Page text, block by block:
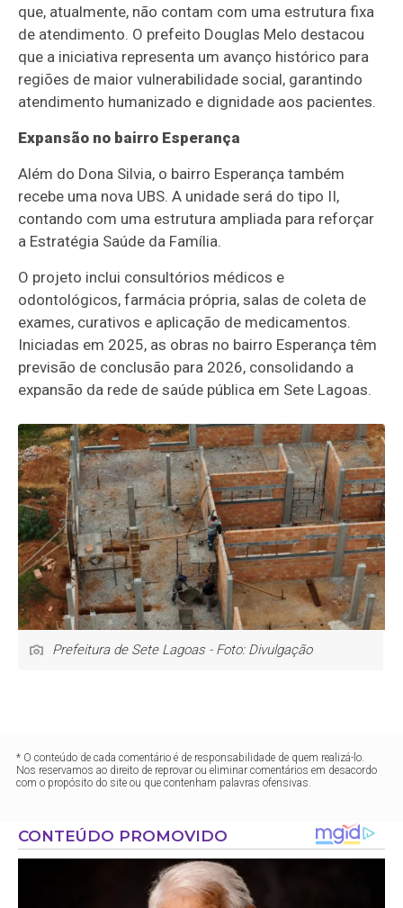
que, atualmente, não contam com uma estrutura fixa
de atendimento. O prefeito Douglas Melo destacou
que a iniciativa representa um avanço histórico para
regiões de maior vulnerabilidade social, garantindo
atendimento humanizado e dignidade aos pacientes.
Expansão no bairro Esperança
Além do Dona Silvia, o bairro Esperança também
recebe uma nova UBS. A unidade será do tipo II,
contando com uma estrutura ampliada para reforçar
a Estratégia Saúde da Família.
O projeto inclui consultórios médicos e
odontológicos, farmácia própria, salas de coleta de
exames, curativos e aplicação de medicamentos.
Iniciadas em 2025, as obras no bairro Esperança têm
previsão de conclusão para 2026, consolidando a
expansão da rede de saúde pública em Sete Lagoas.
Prefeitura de Sete Lagoas - Foto: Divulgação
* O conteúdo de cada comentário é de responsabilidade de quem realizá-lo.
Nos reservamos ao direito de reprovar ou eliminar comentários em desacordo
com o propósito do site ou que contenham palavras ofensivas.